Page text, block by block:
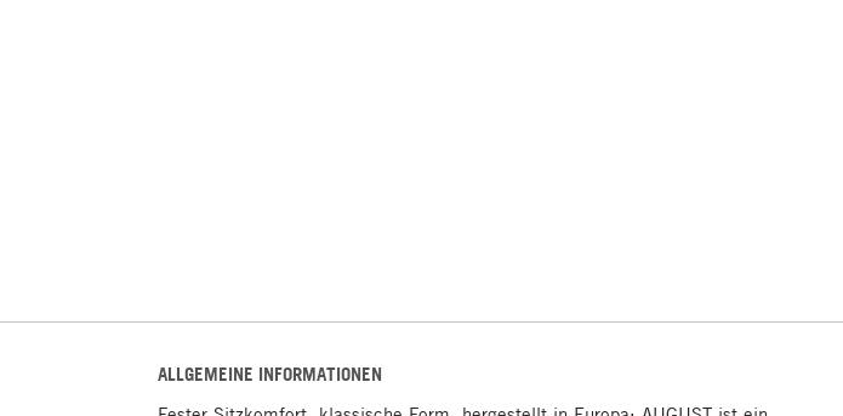
ALLGEMEINE INFORMATIONEN